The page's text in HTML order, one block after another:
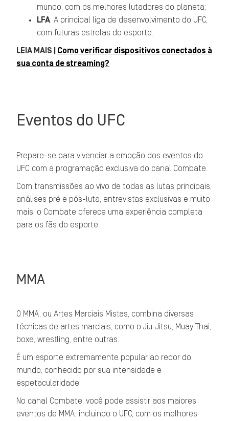
mundo, com os melhores lutadores do planeta;
LFA: A principal liga de desenvolvimento do UFC,
com futuras estrelas do esporte.
LEIA MAIS | Como verificar dispositivos conectados à
sua conta de streaming?
Eventos do UFC
Prepare-se para vivenciar a emoção dos eventos do
UFC com a programação exclusiva do canal Combate.
Com transmissões ao vivo de todas as lutas principais,
análises pré e pós-luta, entrevistas exclusivas e muito
mais, o Combate oferece uma experiência completa
para os fãs do esporte.
MMA
O MMA, ou Artes Marciais Mistas, combina diversas
técnicas de artes marciais, como o Jiu-Jitsu, Muay Thai,
boxe, wrestling, entre outras.
É um esporte extremamente popular ao redor do
mundo, conhecido por sua intensidade e
espetacularidade.
No canal Combate, você pode assistir aos maiores
eventos de MMA, incluindo o UFC, com os melhores